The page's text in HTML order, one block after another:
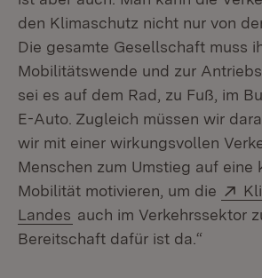
den Klimaschutz nicht nur von
Die gesamte Gesellschaft muss
Mobilitätswende und zur
sei es auf dem Rad, zu Fuß, im
E-Auto. Zugleich müssen wir
wir mit einer wirkungsvollen
Menschen zum Umstieg auf eine
Mobilität motivieren, um die
Landes (Öffnet in neuem Fenster)
auch im Verkehrssektor
Bereitschaft dafür ist da.“